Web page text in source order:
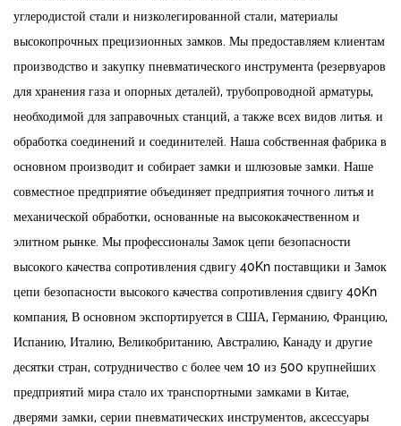
углеродистой стали и низколегированной стали, материалы
высокопрочных прецизионных замков. Мы предоставляем клиентам
производство и закупку пневматического инструмента (резервуаров
для хранения газа и опорных деталей), трубопроводной арматуры,
необходимой для заправочных станций, а также всех видов литья. и
обработка соединений и соединителей. Наша собственная фабрика в
основном производит и собирает замки и шлюзовые замки. Наше
совместное предприятие объединяет предприятия точного литья и
механической обработки, основанные на высококачественном и
элитном рынке. Мы профессионалы Замок цепи безопасности
высокого качества сопротивления сдвигу 40Kn поставщики и Замок
цепи безопасности высокого качества сопротивления сдвигу 40Kn
компания, В основном экспортируется в США, Германию, Францию,
Испанию, Италию, Великобританию, Австралию, Канаду и другие
десятки стран, сотрудничество с более чем 10 из 500 крупнейших
предприятий мира стало их транспортными замками в Китае,
дверями замки, серии пневматических инструментов, аксессуары